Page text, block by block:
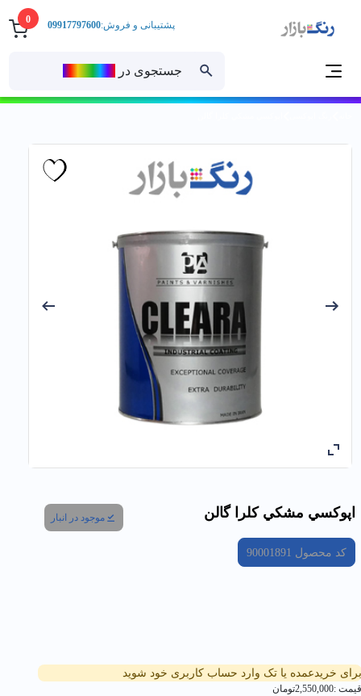
0
جستجوی در
پشتیبانی و فروش:09917797600
اپوكسي مشكي کلرا گالن موجود در انبار
کد محصول 90001891
برای خریدعمده یا تک وارد حساب کاربری خود شوید
قیمت :2,550,000تومان